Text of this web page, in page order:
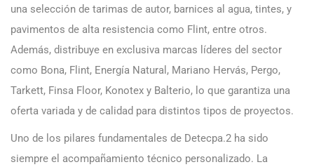
una selección de tarimas de autor, barnices al agua, tintes, y
pavimentos de alta resistencia como Flint, entre otros.
Además, distribuye en exclusiva marcas líderes del sector
como Bona, Flint, Energía Natural, Mariano Hervás, Pergo,
Tarkett, Finsa Floor, Konotex y Balterio, lo que garantiza una
oferta variada y de calidad para distintos tipos de proyectos.
Uno de los pilares fundamentales de Detecpa.2 ha sido
siempre el acompañamiento técnico personalizado. La